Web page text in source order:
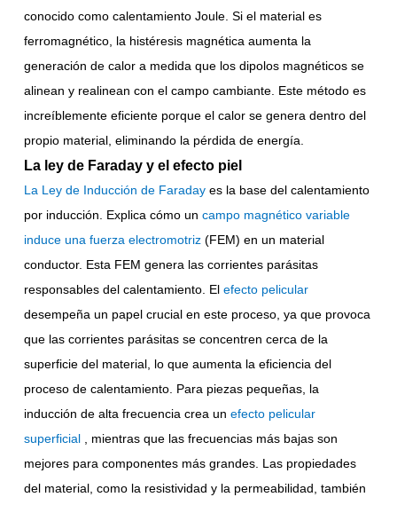
conocido como calentamiento Joule. Si el material es
ferromagnético, la histéresis magnética aumenta la
generación de calor a medida que los dipolos magnéticos se
alinean y realinean con el campo cambiante. Este método es
increíblemente eficiente porque el calor se genera dentro del
propio material, eliminando la pérdida de energía.
La ley de Faraday y el efecto piel
La Ley de Inducción de Faraday es la base del calentamiento
por inducción. Explica cómo un campo magnético variable
induce una fuerza electromotriz (FEM) en un material
conductor. Esta FEM genera las corrientes parásitas
responsables del calentamiento. El efecto pelicular
desempeña un papel crucial en este proceso, ya que provoca
que las corrientes parásitas se concentren cerca de la
superficie del material, lo que aumenta la eficiencia del
proceso de calentamiento. Para piezas pequeñas, la
inducción de alta frecuencia crea un efecto pelicular
superficial , mientras que las frecuencias más bajas son
mejores para componentes más grandes. Las propiedades
del material, como la resistividad y la permeabilidad, también